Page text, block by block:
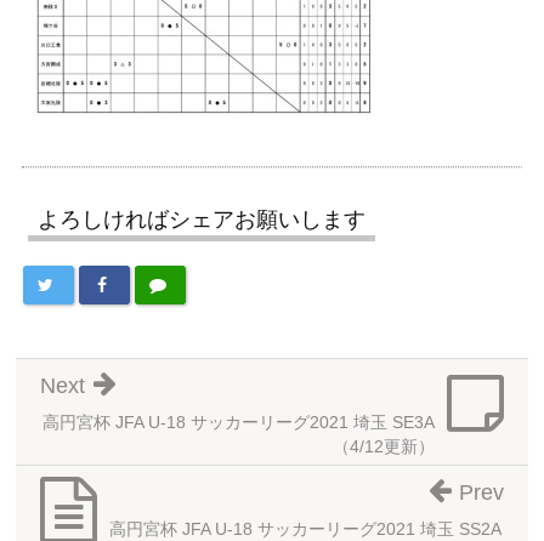
よろしければシェアお願いします
高円宮杯 JFA U-18 サッカーリーグ2021 埼玉 SE3A
（4/12更新）
Next
高円宮杯 JFA U-18 サッカーリーグ2021 埼玉 SS2A
Prev